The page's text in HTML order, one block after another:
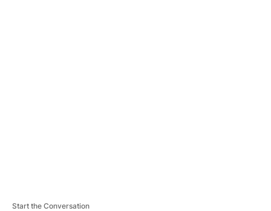
Start the Conversation